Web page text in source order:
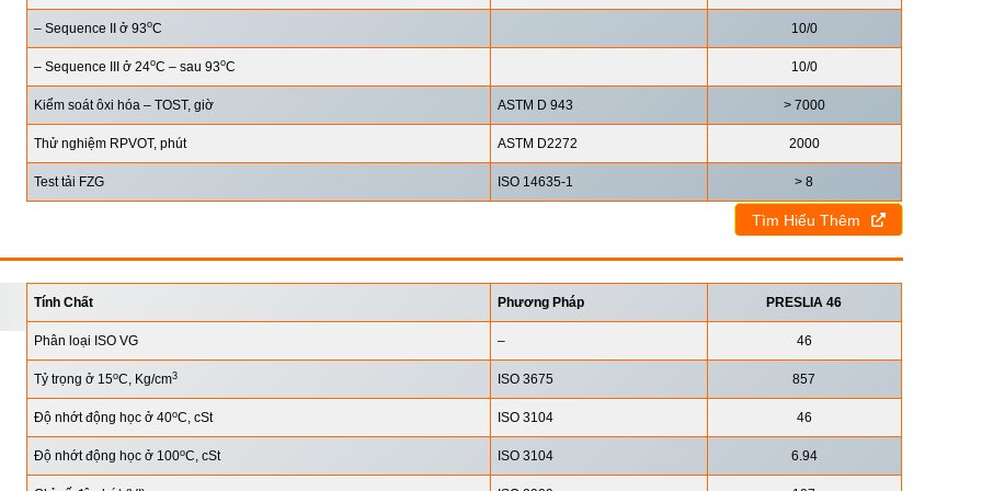
– Sequence II ở 93oC 10/0
– Sequence III ở 24oC – sau 93oC 10/0
Kiểm soát ôxi hóa – TOST, giờ ASTM D 943 > 7000
Thử nghiệm RPVOT, phút ASTM D2272 2000
Test tải FZG ISO 14635-1 > 8
Tìm Hiểu Thêm
Tính Chất Phương Pháp PRESLIA 46
Phân loại ISO VG – 46
Tỷ trọng ở 15oC, Kg/cm3 ISO 3675 857
Độ nhớt động học ở 40oC, cSt ISO 3104 46
Độ nhớt động học ở 100oC, cSt ISO 3104 6.94